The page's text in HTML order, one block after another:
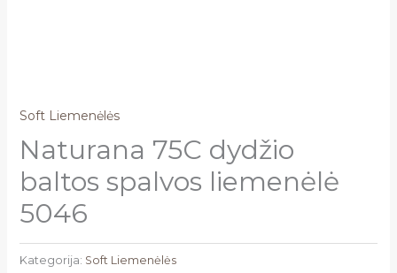
Soft Liemenėlės
Naturana 75C dydžio
baltos spalvos liemenėlė
5046
Kategorija: Soft Liemenėlės